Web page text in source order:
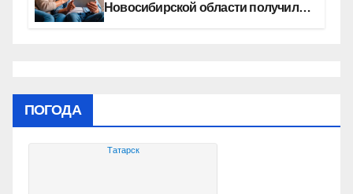
Новосибирской области получили
ПОГОДА
Татарск